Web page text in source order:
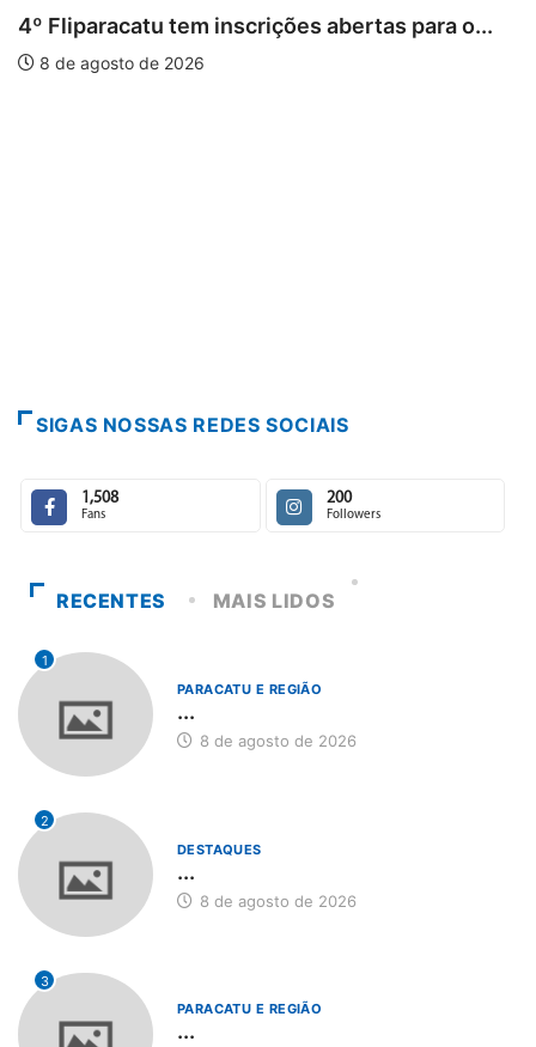
abertas para o...
SIGAS NOSSAS REDES SOCIAIS
1,508
Fans
200
Followers
RECENTES MAIS LIDOS
1
PARACATU E REGIÃO
...
8 de agosto de 2026
2
DESTAQUES
...
8 de agosto de 2026
3
PARACATU E REGIÃO
...